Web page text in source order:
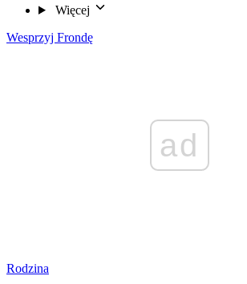
Więcej
Wesprzyj Frondę
ad
Rodzina